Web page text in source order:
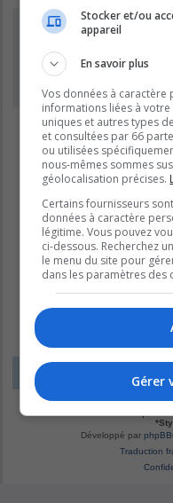
Information
Vous ne pouvez pas
LE DOMAINE BLEU
*
*
Développé par phpBB
Traduction
Stocker et/ou
appareil
En savoir plus
Vos données à
informations liées à
uniques et autres types
et consultées par 66
ou utilisées
nous-mêmes sommes
géolocalisation précises.
Certains fournisseurs
données à caractère
légitime. Vous pouvez
ci-dessous. Recherchez
le menu du site pour
dans les paramètres des
Gérer